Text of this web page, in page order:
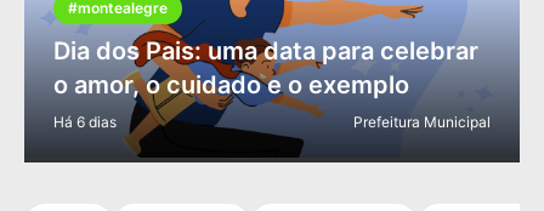
#montealegre
Dia dos Pais: uma data para celebrar
o amor, o cuidado e o exemplo
Há 6 dias Prefeitura Municipal